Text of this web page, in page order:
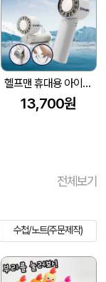
헬프맨 휴대용 아이스쿨링 선풍기
13,700원
전체보기
수첩/노트(주문제작)